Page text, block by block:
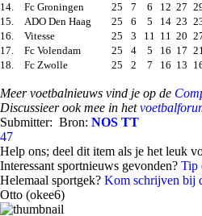
14.
Fc Groningen 25 7 6 12 27
15.
ADO Den Haag 25 6 5 14 23
16.
Vitesse 25 3 11 11 20
17.
Fc Volendam 25 4 5 16 17
18.
Fc Zwolle 25 2 7 16 13
Meer voetbalnieuws vind je op de
Discussieer ook mee in het
Submitter: Bron: NOS TT
47
Help ons; deel dit item als je het leuk
Interessant sportnieuws gevonden? Tip
Helemaal sportgek? Kom schrijven bij
Otto (okee6)